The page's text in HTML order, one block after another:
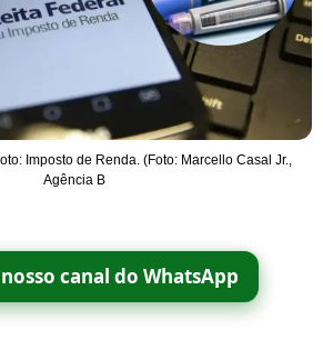
Imposto de Renda. (Foto: Marcello Casal Jr.,
Agência B
canal do WhatsApp